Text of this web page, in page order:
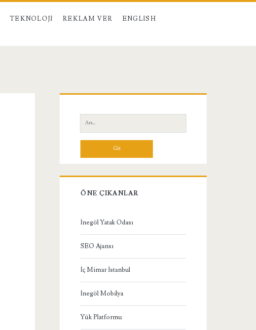
TEKNOLOJI REKLAM VER ENGLISH
Yan
Menü
Ara:
ÖNE ÇIKANLAR
İnegöl Yatak Odası
SEO Ajansı
İç Mimar İstanbul
İnegöl Mobilya
Yük Platformu